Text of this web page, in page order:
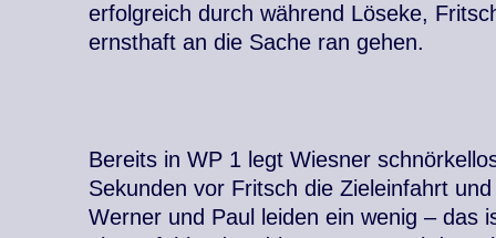
erfolgreich durch während Löseke,
ernsthaft an die Sache ran gehen.
Bereits in WP 1 legt Wiesner
Sekunden vor Fritsch die Zieleinfahrt
Werner und Paul leiden ein wenig – das